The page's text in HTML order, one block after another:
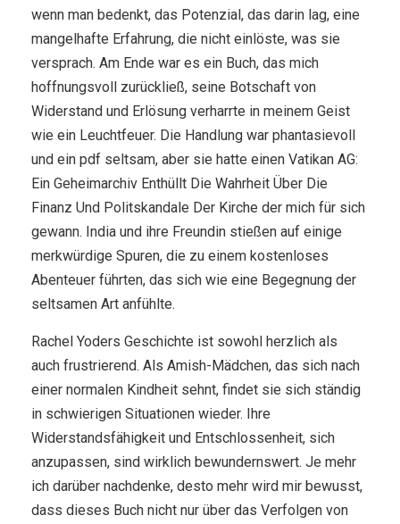
wenn man bedenkt, das Potenzial, das darin lag, eine
mangelhafte Erfahrung, die nicht einlöste, was sie
versprach. Am Ende war es ein Buch, das mich
hoffnungsvoll zurückließ, seine Botschaft von
Widerstand und Erlösung verharrte in meinem Geist
wie ein Leuchtfeuer. Die Handlung war phantasievoll
und ein pdf seltsam, aber sie hatte einen Vatikan AG:
Ein Geheimarchiv Enthüllt Die Wahrheit Über Die
Finanz Und Politskandale Der Kirche der mich für sich
gewann. India und ihre Freundin stießen auf einige
merkwürdige Spuren, die zu einem kostenloses
Abenteuer führten, das sich wie eine Begegnung der
seltsamen Art anfühlte.
Rachel Yoders Geschichte ist sowohl herzlich als
auch frustrierend. Als Amish-Mädchen, das sich nach
einer normalen Kindheit sehnt, findet sie sich ständig
in schwierigen Situationen wieder. Ihre
Widerstandsfähigkeit und Entschlossenheit, sich
anzupassen, sind wirklich bewundernswert. Je mehr
ich darüber nachdenke, desto mehr wird mir bewusst,
dass dieses Buch nicht nur über das Verfolgen von